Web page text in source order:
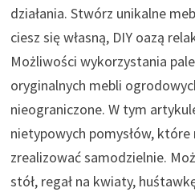
działania. Stwórz unikalne
ciesz się własną, DIY oazą
Możliwości wykorzystania
oryginalnych mebli
nieograniczone. W tym
nietypowych pomysłów, które
zrealizować samodzielnie.
stół, regał na kwiaty,